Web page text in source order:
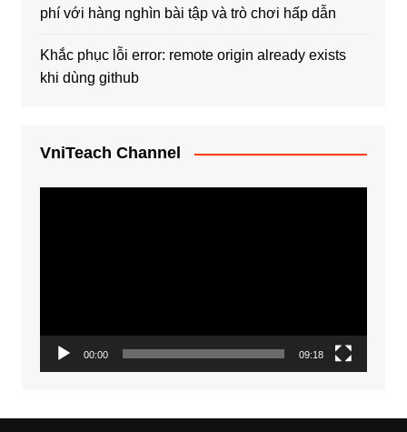
phí với hàng nghìn bài tập và trò chơi hấp dẫn
Khắc phục lỗi error: remote origin already exists
khi dùng github
VniTeach Channel
00:00 09:18